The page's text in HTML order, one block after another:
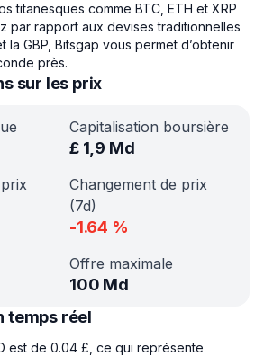
titanesques comme BTC, ETH et XRP
par rapport aux devises traditionnelles
la GBP, Bitsgap vous permet d’obtenir
près.
sur les prix
Capitalisation boursière
£ 1,9 Md
Changement de prix
(7d)
-1.64 %
Offre maximale
100 Md
temps réel
est de 0.04 £, ce qui représente